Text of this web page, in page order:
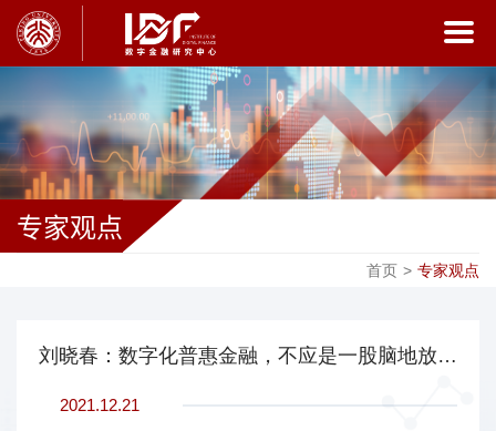
专家观点
首页 > 专家观点
刘晓春：数字化普惠金融，不应是一股脑地放贷款
2021.12.21